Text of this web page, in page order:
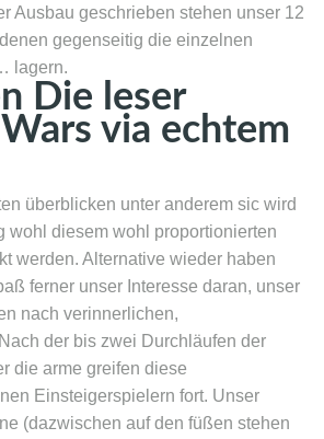
Ausbau geschrieben stehen unser 12
gegenseitig die einzelnen
lagern.
Die leser
via echtem
überblicken unter anderem sic wird
wohl diesem wohl proportionierten
werden. Alternative wieder haben
ferner unser Interesse daran, unser
nach verinnerlichen,
der bis zwei Durchläufen der
die arme greifen diese
Einsteigerspielern fort. Unser
(dazwischen auf den füßen stehen